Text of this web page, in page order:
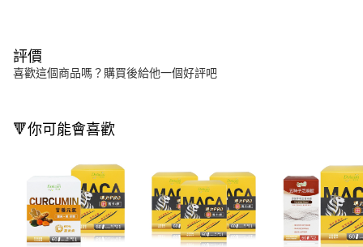
評價
喜歡這個商品嗎？購買後給他一個好評吧
🔻你可能會喜歡